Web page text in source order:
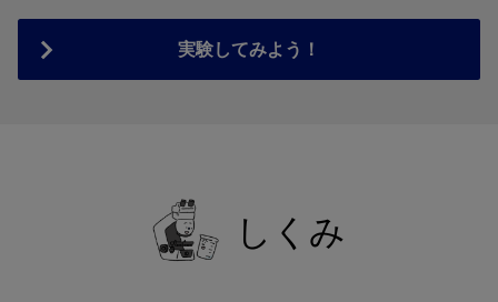
実験してみよう！
しくみ